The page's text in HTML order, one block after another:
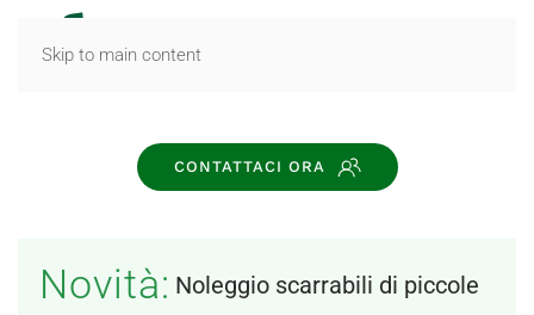
Skip to main content
CONTATTACI ORA
Novità: Noleggio scarrabili di piccole